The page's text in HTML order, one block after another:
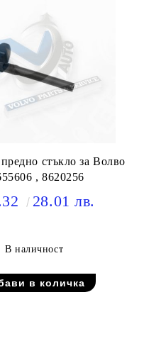
стъкло за Волво
, 8620256
28.01 лв.
В наличност